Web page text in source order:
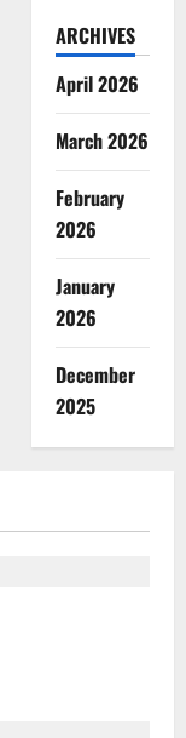
ARCHIVES
April 2026
March 2026
February
2026
January
2026
December
2025